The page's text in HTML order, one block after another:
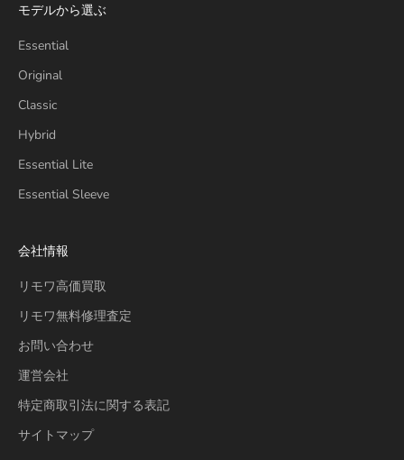
モデルから選ぶ
Essential
Original
Classic
Hybrid
Essential Lite
Essential Sleeve
会社情報
リモワ高価買取
リモワ無料修理査定
お問い合わせ
運営会社
特定商取引法に関する表記
サイトマップ